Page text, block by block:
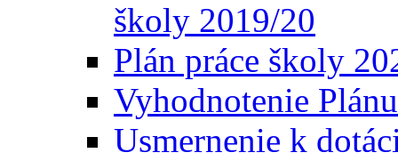
školy 2019/20
Plán práce školy
Vyhodnotenie
Usmernenie k